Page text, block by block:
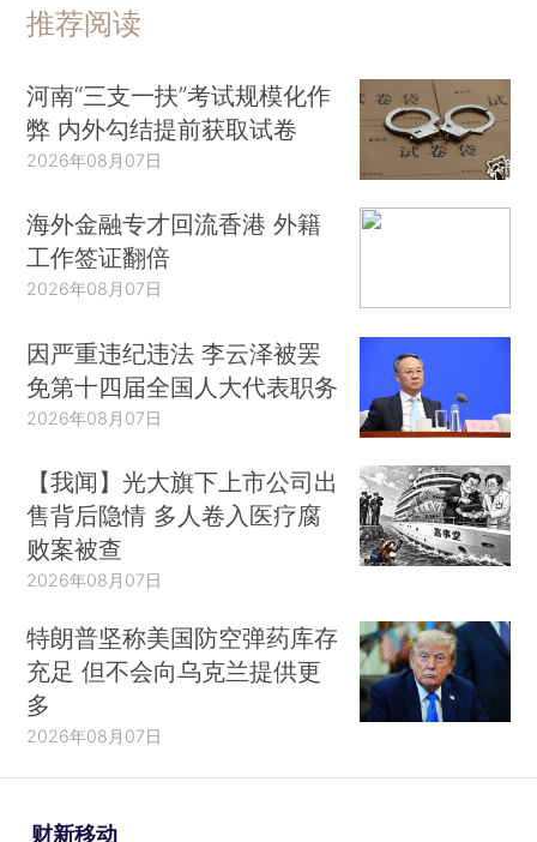
推荐阅读
河南“三支一扶”考试规模化作
弊 内外勾结提前获取试卷
2026年08月07日
海外金融专才回流香港 外籍
工作签证翻倍
2026年08月07日
因严重违纪违法 李云泽被罢
免第十四届全国人大代表职务
2026年08月07日
【我闻】光大旗下上市公司出
售背后隐情 多人卷入医疗腐
败案被查
2026年08月07日
特朗普坚称美国防空弹药库存
充足 但不会向乌克兰提供更
多
2026年08月07日
财新移动